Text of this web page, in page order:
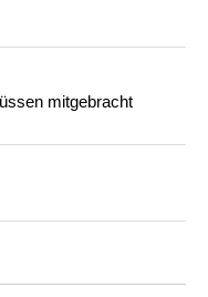
mitgebracht